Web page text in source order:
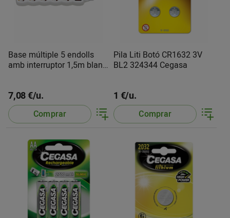
Base múltiple 5 endolls
amb interruptor 1,5m blanc
7,08 €/u.
Comprar
Pila Liti Botó CR1632 3V
BL2 324344 Cegasa
1 €/u.
Comprar